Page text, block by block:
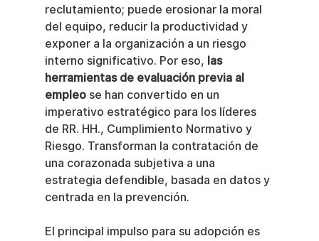
reclutamiento; puede erosionar la moral
del equipo, reducir la productividad y
exponer a la organización a un riesgo
interno significativo. Por eso, las
herramientas de evaluación previa al
empleo se han convertido en un
imperativo estratégico para los líderes
de RR. HH., Cumplimiento Normativo y
Riesgo. Transforman la contratación de
una corazonada subjetiva a una
estrategia defendible, basada en datos y
centrada en la prevención.
El principal impulso para su adopción es